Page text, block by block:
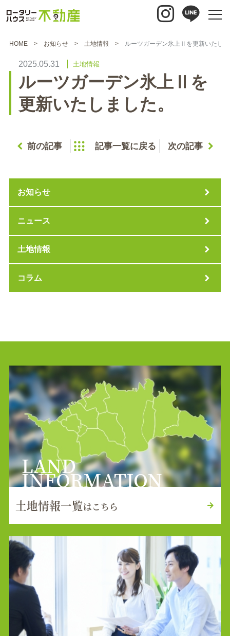
HOME お知らせ 土地情報 ルーツガーデン氷上Ⅱを更新いたし
2025.05.31 土地情報
ルーツガーデン氷上Ⅱを
更新いたしました。
前の記事 記事一覧に戻る 次の記事
お知らせ
ニュース
土地情報
コラム
LAND
INFORMATION
土地情報一覧はこちら